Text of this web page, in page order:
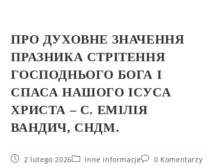
ПРО ДУХОВНЕ ЗНАЧЕННЯ
ПРАЗНИКА СТРІТЕННЯ
ГОСПОДНЬОГО БОГА І
СПАСА НАШОГО ІСУСА
ХРИСТА – С. ЕМІЛІЯ
ВАНДИЧ, СНДМ.
2 lutego 2026 Inne informacje 0 Komentarzy